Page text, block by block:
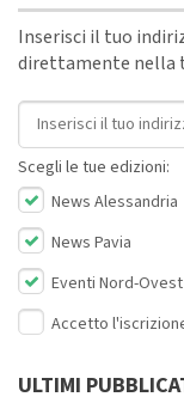
Inserisci il tuo
direttamente nella
Indirizzo email
Scegli le tue edizioni:
News Alessandria
News Pavia
Eventi Nord-Ovest
Accetto
ULTIMI